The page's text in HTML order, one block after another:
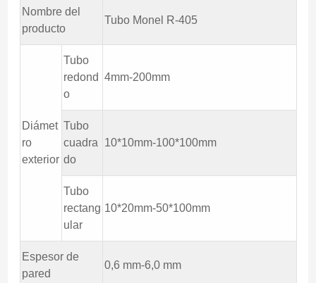
Nombre del
producto
Tubo Monel R-405
Diámet
ro
exterior
Tubo
redond
o
4mm-200mm
Tubo
cuadra
do
10*10mm-100*100mm
Tubo
rectang
ular
10*20mm-50*100mm
Espesor de
pared
0,6 mm-6,0 mm